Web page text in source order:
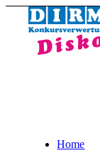
Home